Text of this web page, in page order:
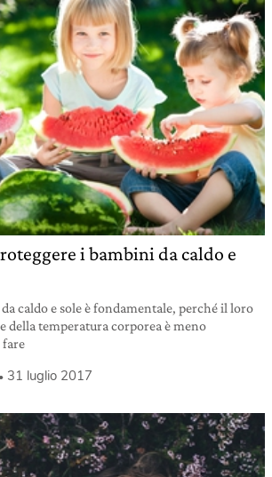
i bambini da caldo e
caldo e sole è fondamentale, perché il loro
della temperatura corporea è meno
fare
31 luglio 2017